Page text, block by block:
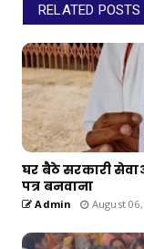
RELATED POSTS
घर बैठे सरकारी
पत्र बनवाना
Admin August 06,